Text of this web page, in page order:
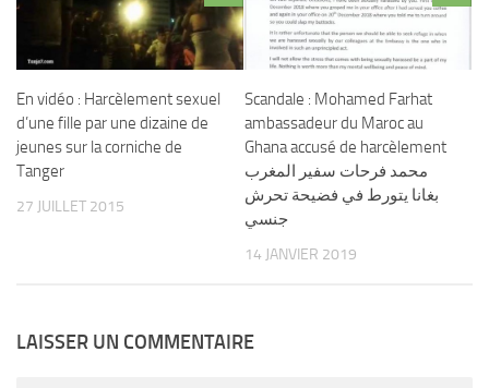
En vidéo : Harcèlement sexuel
d’une fille par une dizaine de
jeunes sur la corniche de
Tanger
27 JUILLET 2015
Scandale : Mohamed Farhat
ambassadeur du Maroc au
Ghana accusé de harcèlement
محمد فرحات سفير المغرب
بغانا يتورط في فضيحة تحرش
جنسي
14 JANVIER 2019
LAISSER UN COMMENTAIRE